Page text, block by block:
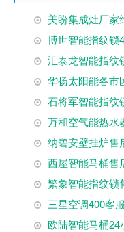
美盼集成灶厂家
博世智能指纹锁
汇泰龙智能指纹
华扬太阳能各市
石将军智能指纹
万和空气能热水
纳碧安壁挂炉售
西屋智能马桶售
繁象智能指纹锁
三星空调400客
欧陆智能马桶